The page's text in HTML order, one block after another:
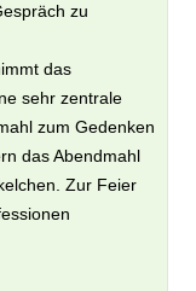
zu
das
sehr zentrale
zum Gedenken
das Abendmahl
Zur Feier